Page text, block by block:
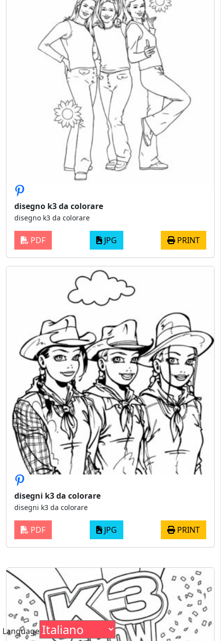
disegno k3 da colorare
disegno k3 da colorare
PDF JPG PRINT
disegni k3 da colorare
disegni k3 da colorare
PDF JPG PRINT
Language